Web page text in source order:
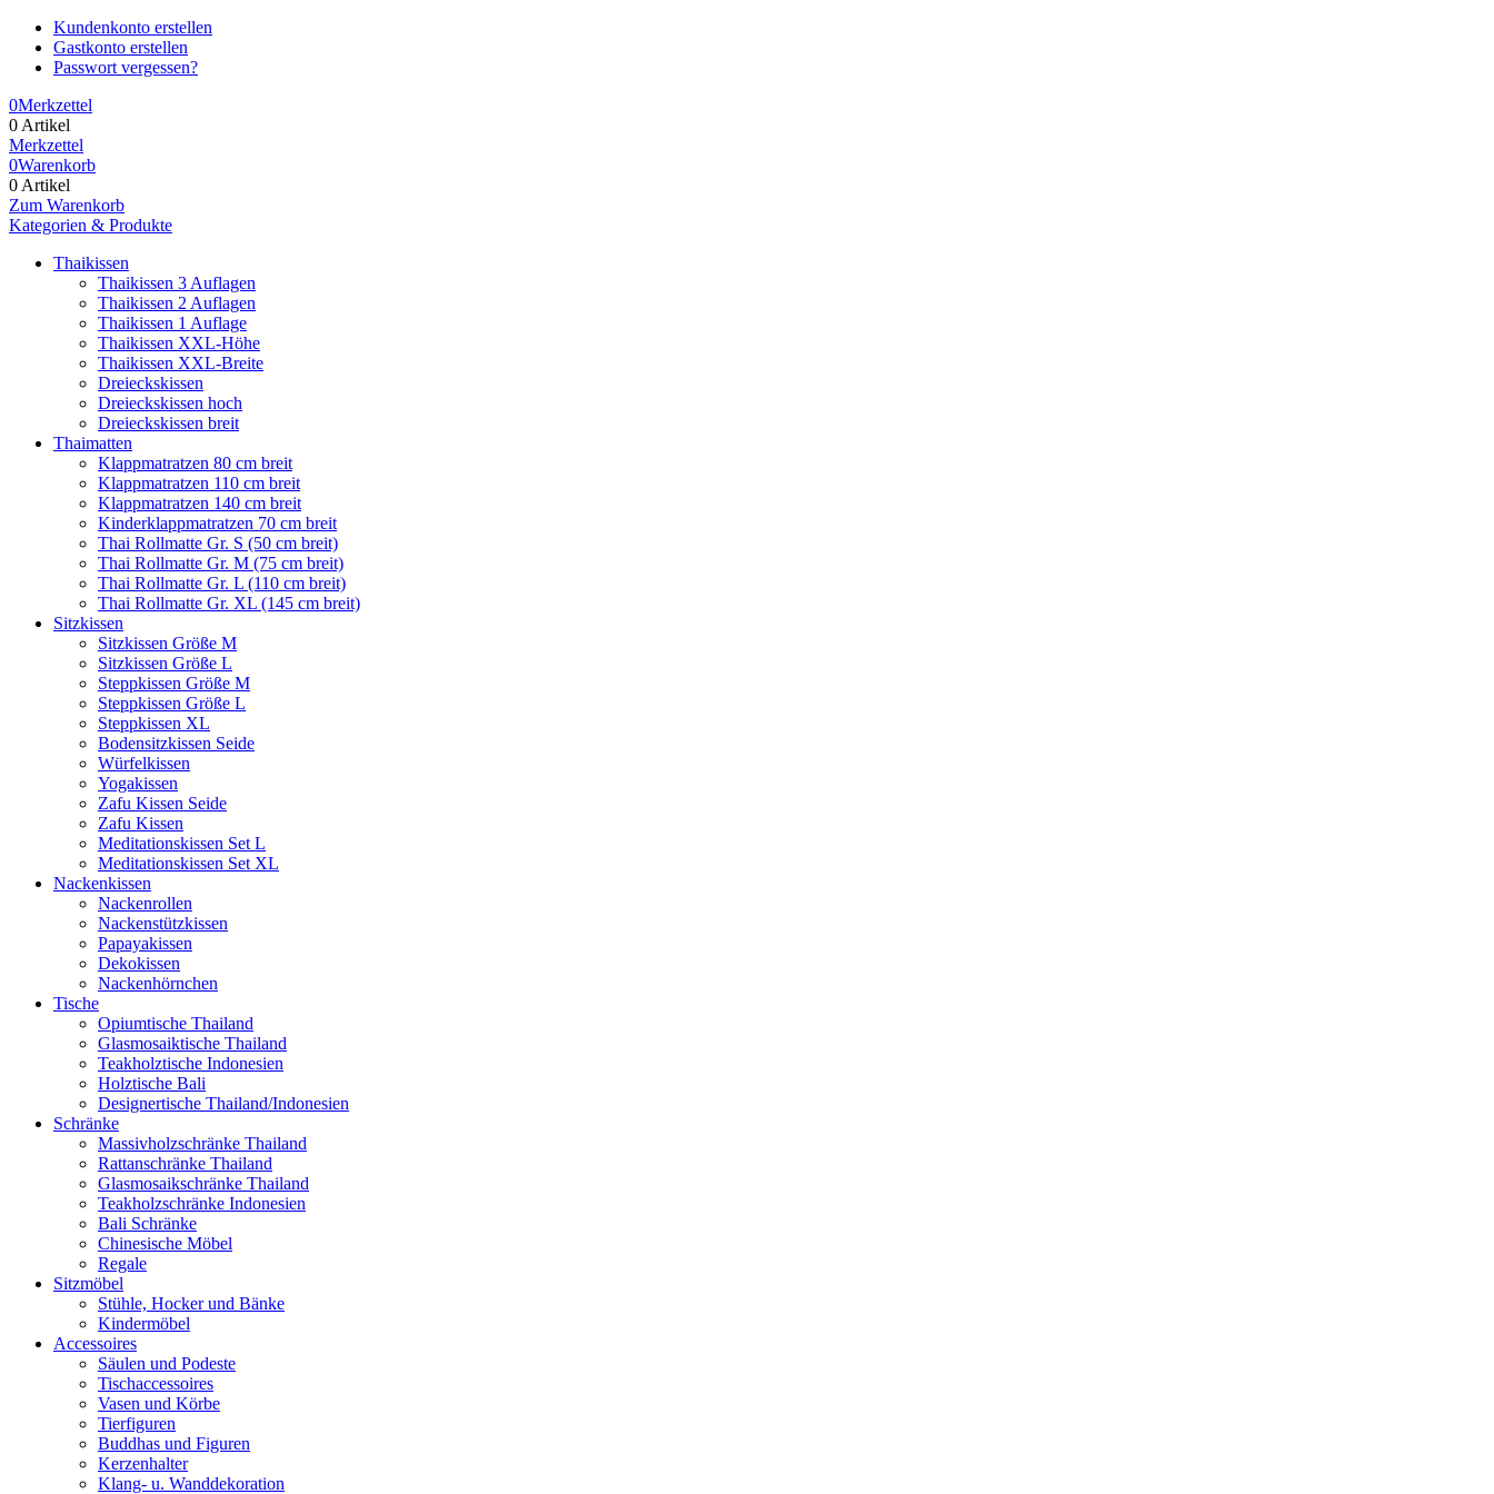
Kundenkonto erstellen
Gastkonto erstellen
Passwort vergessen?
0Merkzettel
0 Artikel
Merkzettel
0Warenkorb
0 Artikel
Zum Warenkorb
Kategorien & Produkte
Thaikissen
Thaikissen 3 Auflagen
Thaikissen 2 Auflagen
Thaikissen 1 Auflage
Thaikissen XXL-Höhe
Thaikissen XXL-Breite
Dreieckskissen
Dreieckskissen hoch
Dreieckskissen breit
Thaimatten
Klappmatratzen 80 cm breit
Klappmatratzen 110 cm breit
Klappmatratzen 140 cm breit
Kinderklappmatratzen 70 cm breit
Thai Rollmatte Gr. S (50 cm breit)
Thai Rollmatte Gr. M (75 cm breit)
Thai Rollmatte Gr. L (110 cm breit)
Thai Rollmatte Gr. XL (145 cm breit)
Sitzkissen
Sitzkissen Größe M
Sitzkissen Größe L
Steppkissen Größe M
Steppkissen Größe L
Steppkissen XL
Bodensitzkissen Seide
Würfelkissen
Yogakissen
Zafu Kissen Seide
Zafu Kissen
Meditationskissen Set L
Meditationskissen Set XL
Nackenkissen
Nackenrollen
Nackenstützkissen
Papayakissen
Dekokissen
Nackenhörnchen
Tische
Opiumtische Thailand
Glasmosaiktische Thailand
Teakholztische Indonesien
Holztische Bali
Designertische Thailand/Indonesien
Schränke
Massivholzschränke Thailand
Rattanschränke Thailand
Glasmosaikschränke Thailand
Teakholzschränke Indonesien
Bali Schränke
Chinesische Möbel
Regale
Sitzmöbel
Stühle, Hocker und Bänke
Kindermöbel
Accessoires
Säulen und Podeste
Tischaccessoires
Vasen und Körbe
Tierfiguren
Buddhas und Figuren
Kerzenhalter
Klang- u. Wanddekoration